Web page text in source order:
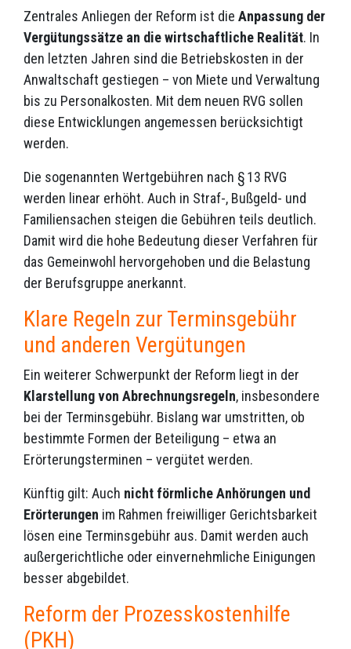
Zentrales Anliegen der Reform ist die Anpassung der
Vergütungssätze an die wirtschaftliche Realität. In
den letzten Jahren sind die Betriebskosten in der
Anwaltschaft gestiegen – von Miete und Verwaltung
bis zu Personalkosten. Mit dem neuen RVG sollen
diese Entwicklungen angemessen berücksichtigt
werden.
Die sogenannten Wertgebühren nach § 13 RVG
werden linear erhöht. Auch in Straf-, Bußgeld- und
Familiensachen steigen die Gebühren teils deutlich.
Damit wird die hohe Bedeutung dieser Verfahren für
das Gemeinwohl hervorgehoben und die Belastung
der Berufsgruppe anerkannt.
Klare Regeln zur Terminsgebühr
und anderen Vergütungen
Ein weiterer Schwerpunkt der Reform liegt in der
Klarstellung von Abrechnungsregeln, insbesondere
bei der Terminsgebühr. Bislang war umstritten, ob
bestimmte Formen der Beteiligung – etwa an
Erörterungsterminen – vergütet werden.
Künftig gilt: Auch nicht förmliche Anhörungen und
Erörterungen im Rahmen freiwilliger Gerichtsbarkeit
lösen eine Terminsgebühr aus. Damit werden auch
außergerichtliche oder einvernehmliche Einigungen
besser abgebildet.
Reform der Prozesskostenhilfe
(PKH)